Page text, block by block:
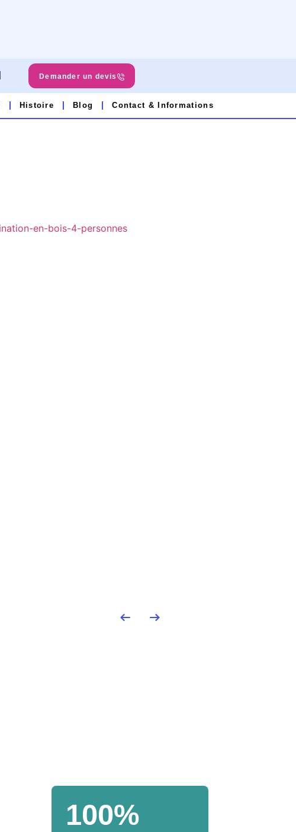
Demander un devis
Histoire Blog Contact & Informations
100%